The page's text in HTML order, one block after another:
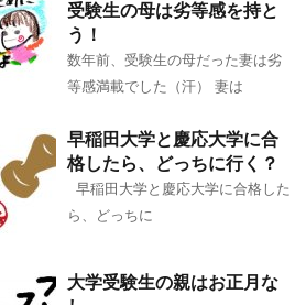
受験生の母は劣等感を持と
う！
数年前、受験生の母だった妻は劣
等感満載でした（汗） 妻は
早稲田大学と慶応大学に合
格したら、どっちに行く？
早稲田大学と慶応大学に合格した
ら、どっちに
大学受験生の親はお正月な